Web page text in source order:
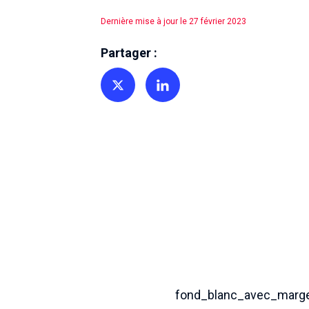
Dernière mise à jour le 27 février 2023
Partager :
Partager sur TwitterPartager sur Linkedin